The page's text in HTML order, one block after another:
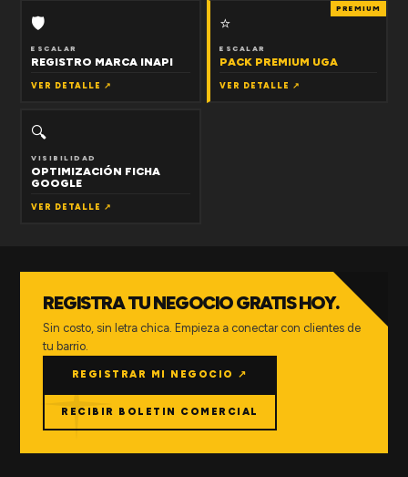
🛡
ESCALAR
REGISTRO MARCA INAPI
VER DETALLE ↗
PREMIUM
⭐
ESCALAR
PACK PREMIUM UGA
VER DETALLE ↗
🔍
VISIBILIDAD
OPTIMIZACIÓN FICHA
GOOGLE
VER DETALLE ↗
REGISTRA TU NEGOCIO GRATIS HOY.
Sin costo, sin letra chica. Empieza a conectar con clientes de
tu barrio.
REGISTRAR MI NEGOCIO ↗
RECIBIR BOLETIN COMERCIAL